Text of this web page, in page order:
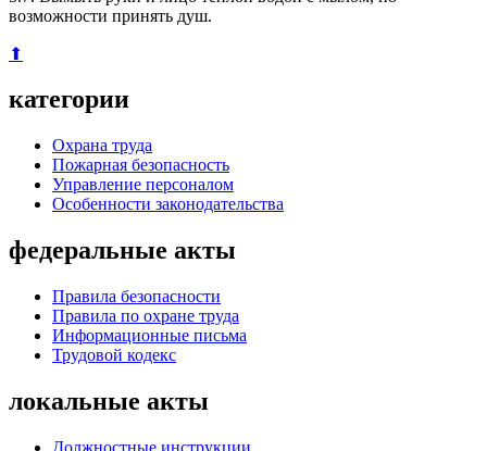
возможности принять душ.
⬆
категории
Охрана труда
Пожарная безопасность
Управление персоналом
Особенности законодательства
федеральные акты
Правила безопасности
Правила по охране труда
Информационные письма
Трудовой кодекс
локальные акты
Должностные инструкции